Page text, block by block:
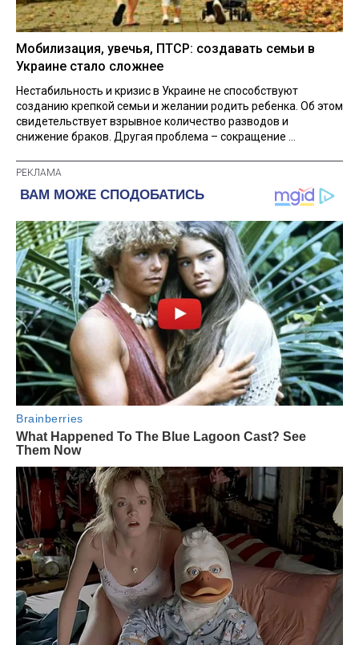
Мобилизация, увечья, ПТСР: создавать семьи в
Украине стало сложнее
Нестабильность и кризис в Украине не способствуют
созданию крепкой семьи и желании родить ребенка. Об этом
свидетельствует взрывное количество разводов и
снижение браков. Другая проблема – сокращение ...